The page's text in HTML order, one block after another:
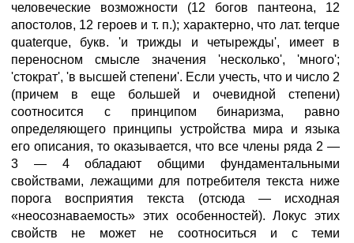
человеческие возможности (12 богов пантеона, 12
апостолов, 12 героев и т. п.); характерно, что лат. terque
quaterque, букв. 'и трижды и четырежды', имеет в
переносном смысле значения 'несколько', 'много';
'стократ', 'в высшей степени'. Если учесть, что и число 2
(причем в еще большей и очевидной степени)
соотносится с принципом бинаризма, равно
определяющего принципы устройства мира и языка
его описания, то оказывается, что все члены ряда 2 —
3 — 4 обладают общими фундаментальными
свойствами, лежащими для потребителя текста ниже
порога восприятия текста (отсюда — исходная
«неосознаваемость» этих особенностей). Локус этих
свойств не может не соотноситься и с теми